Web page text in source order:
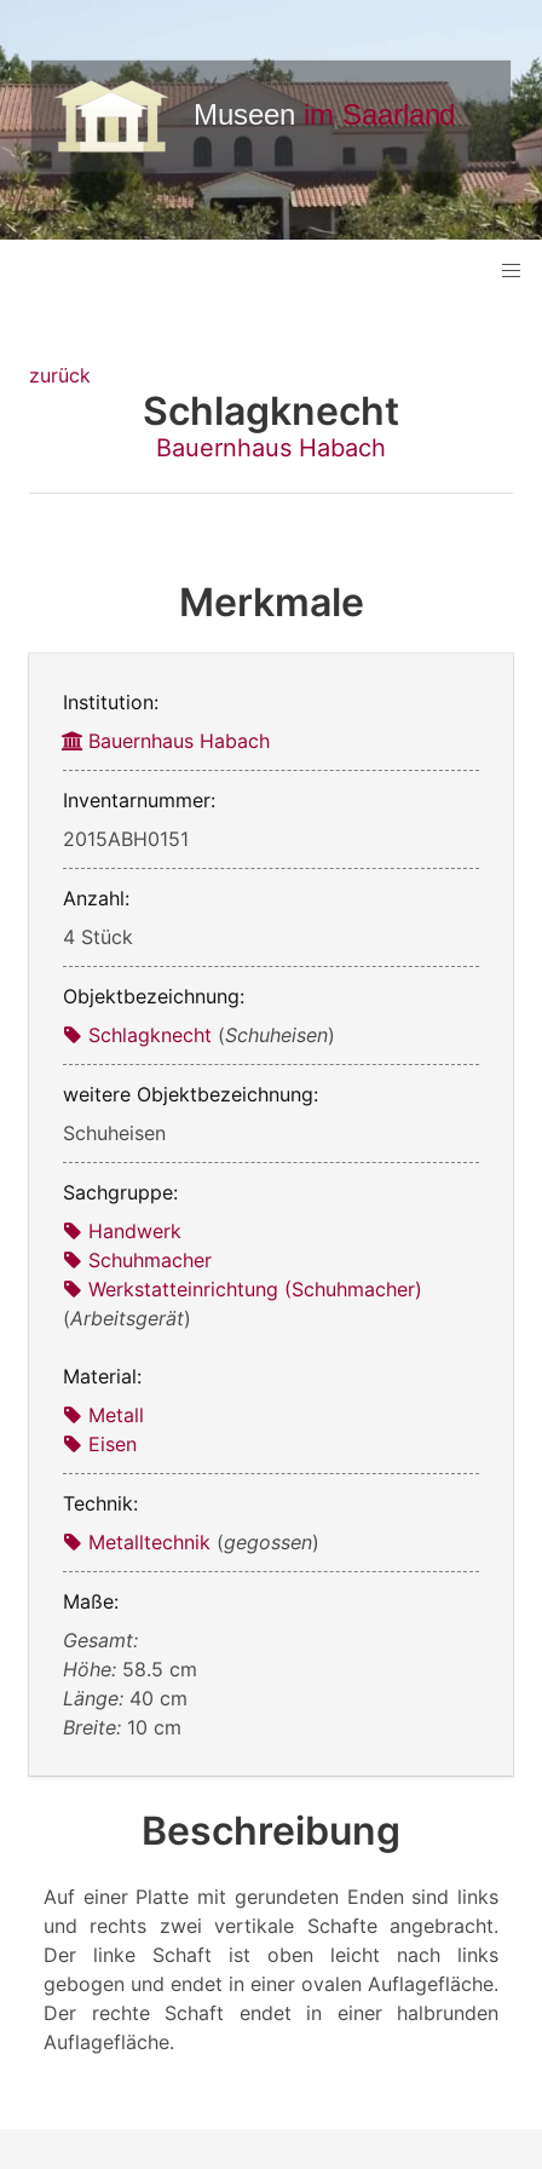
zurück
Schlagknecht
Bauernhaus Habach
Merkmale
Institution:
Bauernhaus Habach
Inventarnummer:
2015ABH0151
Anzahl:
4 Stück
Objektbezeichnung:
Schlagknecht (Schuheisen)
weitere Objektbezeichnung:
Schuheisen
Sachgruppe:
Handwerk
Schuhmacher
Werkstatteinrichtung (Schuhmacher)
(Arbeitsgerät)
Material:
Metall
Eisen
Technik:
Metalltechnik (gegossen)
Maße:
Gesamt:
Höhe: 58.5 cm
Länge: 40 cm
Breite: 10 cm
Beschreibung
Auf einer Platte mit gerundeten Enden sind links
und rechts zwei vertikale Schafte angebracht.
Der linke Schaft ist oben leicht nach links
gebogen und endet in einer ovalen Auflagefläche.
Der rechte Schaft endet in einer halbrunden
Auflagefläche.